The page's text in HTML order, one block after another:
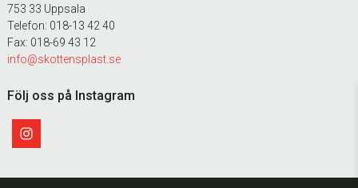
753 33 Uppsala
Telefon: 018-13 42 40
Fax: 018-69 43 12
info@skottensplast.se
Följ oss på Instagram